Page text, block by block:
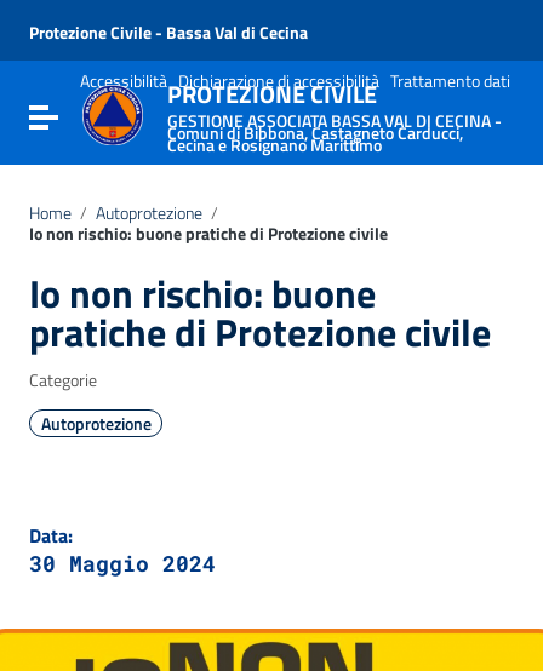
Vai al menu di navigazione
Vai al footer
Protezione Civile - Bassa Val di Cecina
Accessibilità Dichiarazione di accessibilità Trattamento dati
Attiva / disattiva la navigazione
PROTEZIONE CIVILE
GESTIONE ASSOCIATA BASSA VAL DI CECINA -
Comuni di Bibbona, Castagneto Carducci,
Cecina e Rosignano Marittimo
Home / Autoprotezione /
Io non rischio: buone pratiche di Protezione civile
Io non rischio: buone
pratiche di Protezione civile
Categorie
Autoprotezione
Data:
30 Maggio 2024